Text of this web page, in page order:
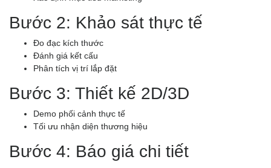
Bước 2: Khảo sát thực tế
Đo đạc kích thước
Đánh giá kết cấu
Phân tích vị trí lắp đặt
Bước 3: Thiết kế 2D/3D
Demo phối cảnh thực tế
Tối ưu nhận diện thương hiệu
Bước 4: Báo giá chi tiết